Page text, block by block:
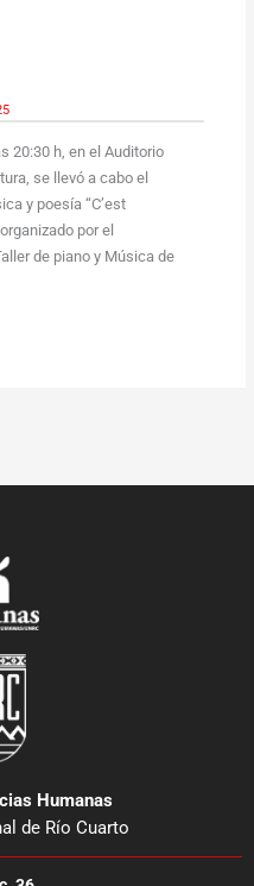
20:30 h, en el Auditorio
se llevó a cabo el
y poesía “C’est
por el
de piano y Música de
Humanas
de Río Cuarto